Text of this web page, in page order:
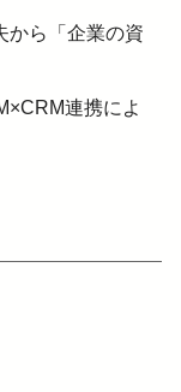
から「企業の資
連携によ